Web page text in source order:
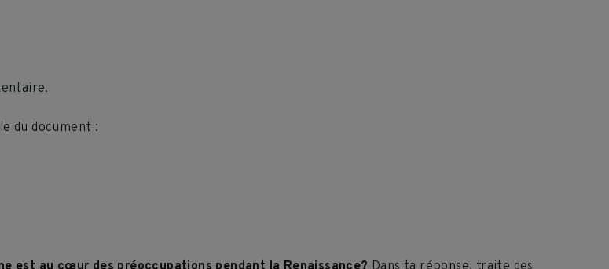
du document :